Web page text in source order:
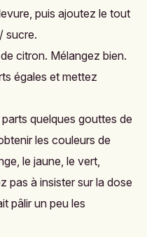
puis ajoutez le tout
sucre.
citron. Mélangez bien.
égales et mettez
quelques gouttes de
les couleurs de
le jaune, le vert,
pas à insister sur la dose
pâlir un peu les